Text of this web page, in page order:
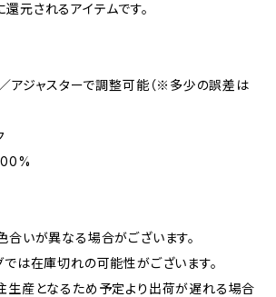
元されるアイテムです。
アジャスターで調整可能（※多少の誤差は
合いが異なる場合がございます。
では在庫切れの可能性がございます。
生産となるため予定より出荷が遅れる場合